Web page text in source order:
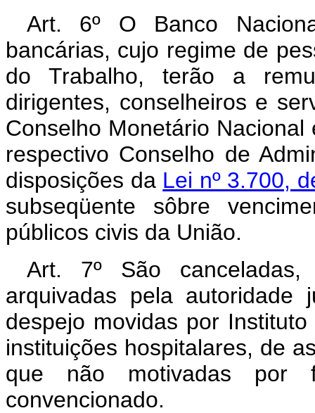
Art. 6º O Banco
bancárias, cujo regime de
do Trabalho, terão a
dirigentes, conselheiros e
Conselho Monetário
respectivo Conselho de
disposições da Lei nº 3.700,
subseqüente sôbre
públicos civis da União.
Art. 7º São canceladas,
arquivadas pela autoridade
despejo movidas por
instituições hospitalares, de
que não motivadas por
convencionado.